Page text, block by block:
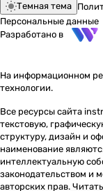
Темная тема
Персональные данные
Разработано в
На информационном
технологии.
Все ресурсы сайта
текстовую,
структуру, дизайн и
наименование
интеллектуальную
законодательством и
авторских прав.